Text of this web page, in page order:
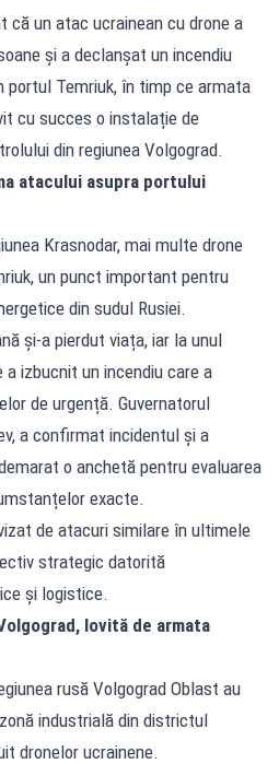
un atac ucrainean cu drone a
și a declanșat un incendiu
Temriuk, în timp ce armata
cu succes o instalație de
din regiunea Volgograd.
atacului asupra portului
Krasnodar, mai multe drone
un punct important pentru
din sudul Rusiei.
și-a pierdut viața, iar la unul
izbucnit un incendiu care a
de urgență. Guvernatorul
a confirmat incidentul și a
o anchetă pentru evaluarea
exacte.
de atacuri similare în ultimele
strategic datorită
și logistice.
lovită de armata
rusă Volgograd Oblast au
industrială din districtul
dronelor ucrainene.